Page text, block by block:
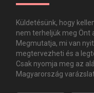
Küldetésünk, hogy
nem terheljük meg Önt
Megmutatja, mi van
megtervezheti és a
Csak nyomja meg az
Magyarország